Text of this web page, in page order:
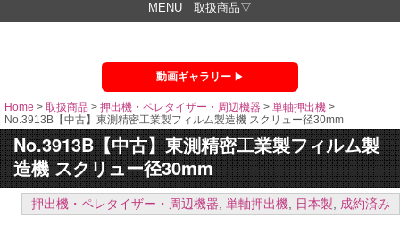
MENU 取扱商品▽
動画ギャラリー
Home > 取扱商品 > 押出機・ペレタイザー・周辺機器 > 単軸押出機 >
No.3913B【中古】東測精密工業製フィルム製造機 スクリュー径30mm
No.3913B【中古】東測精密工業製フィルム製
造機 スクリュー径30mm
押出機・ペレタイザー・周辺機器, 単軸押出機, 日本製, 成約済み